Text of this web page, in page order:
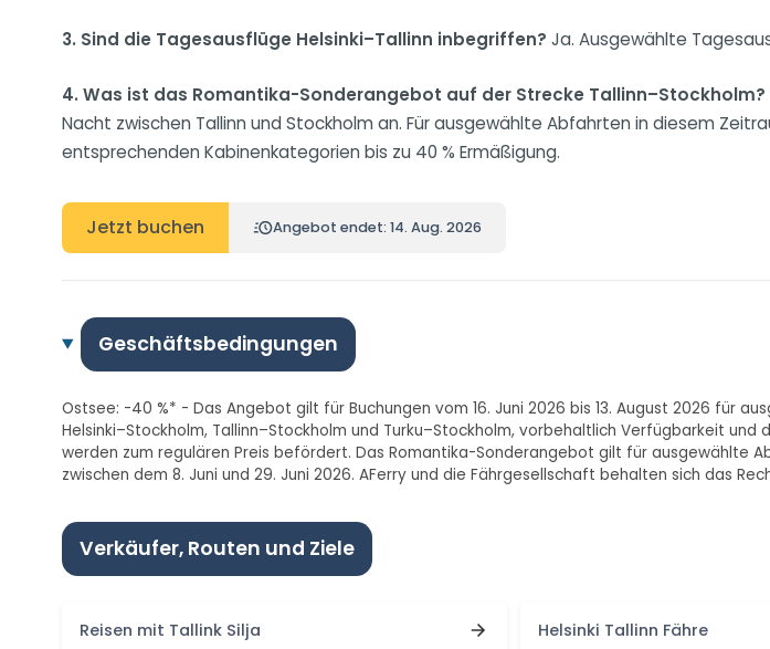
3. Sind die Tagesausflüge Helsinki–Tallinn inbegriffen? Ja. Ausgewählte
4. Was ist das Romantika-Sonderangebot auf der Strecke Tallinn–Stockholm?
Nacht zwischen Tallinn und Stockholm an. Für ausgewählte Abfahrten in diesem
entsprechenden Kabinenkategorien bis zu 40 % Ermäßigung.
Jetzt buchen Angebot endet: 14. Aug. 2026
Geschäftsbedingungen
Ostsee: -40 %* - Das Angebot gilt für Buchungen vom 16. Juni 2026 bis 13. August 2026 für
Helsinki–Stockholm, Tallinn–Stockholm und Turku–Stockholm, vorbehaltlich Verfügbarkeit
werden zum regulären Preis befördert. Das Romantika-Sonderangebot gilt für ausgewählte
zwischen dem 8. Juni und 29. Juni 2026. AFerry und die Fährgesellschaft behalten sich das
Verkäufer, Routen und Ziele
Reisen mit Tallink Silja Helsinki Tallinn Fähre